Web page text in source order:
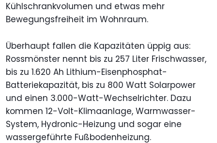
Kühlschrankvolumen und etwas mehr
Bewegungsfreiheit im Wohnraum.
Überhaupt fallen die Kapazitäten üppig aus:
Rossmönster nennt bis zu 257 Liter Frischwasser,
bis zu 1.620 Ah Lithium-Eisenphosphat-
Batteriekapazität, bis zu 800 Watt Solarpower
und einen 3.000-Watt-Wechselrichter. Dazu
kommen 12-Volt-Klimaanlage, Warmwasser-
System, Hydronic-Heizung und sogar eine
wassergeführte Fußbodenheizung.